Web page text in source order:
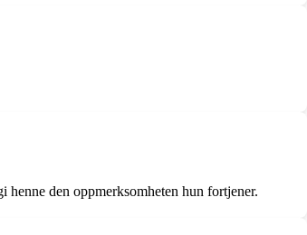
den oppmerksomheten hun fortjener.